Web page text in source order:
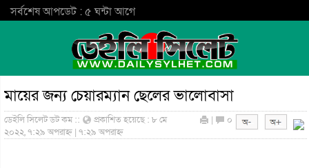
সর্বশেষ আপডেট : ৫ ঘন্টা আগে
মায়ের জন্য চেয়ারম্যান ছেলের ভালোবাসা
ডেইলি সিলেট ডট কম ::
প্রকাশিত হয়েছে : ৮ মে
২০২২, ৭:২৯ অপরাহ্ন | ৭:২৯ অপরাহ্ন
| ০